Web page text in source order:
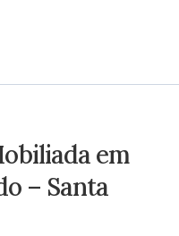
em
– Santa